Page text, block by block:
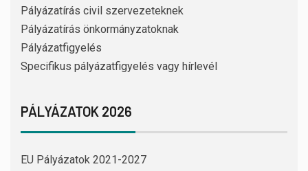
Pályázatírás civil szervezeteknek
Pályázatírás önkormányzatoknak
Pályázatfigyelés
Specifikus pályázatfigyelés vagy hírlevél
PÁLYÁZATOK 2026
EU Pályázatok 2021-2027